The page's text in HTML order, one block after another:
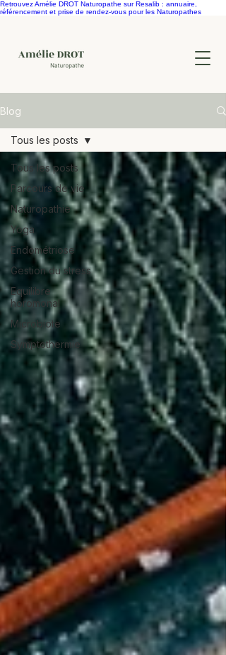
Retrouvez Amélie DROT Naturopathe sur Resalib : annuaire,
référencement et prise de rendez-vous pour les Naturopathes
Blog
Tous les posts
Parcours de vie
Naturopathie
Yoga
Endométriose
Gestion du stress
Equilibre
horomonal
Microbiote
Symptothermie
Tous les posts